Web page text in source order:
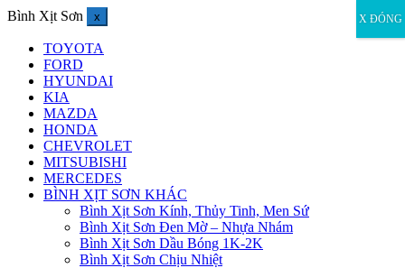
Bình Xịt Sơn x
TOYOTA
FORD
HYUNDAI
KIA
MAZDA
HONDA
CHEVROLET
MITSUBISHI
MERCEDES
BÌNH XỊT SƠN KHÁC
Bình Xịt Sơn Kính, Thủy Tinh, Men Sứ
Bình Xịt Sơn Đen Mờ – Nhựa Nhám
Bình Xịt Sơn Dầu Bóng 1K-2K
Bình Xịt Sơn Chịu Nhiệt
X ĐÓNG